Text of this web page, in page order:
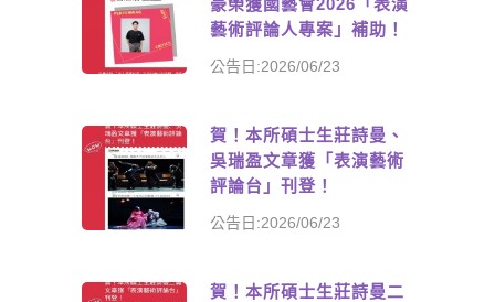
藝術評論人專案」補助！
公告日:2026/06/23
賀！本所碩士生莊詩曼、
吳瑞盈文章獲「表演藝術
評論台」刊登！
公告日:2026/06/23
賀！本所碩士生莊詩曼二